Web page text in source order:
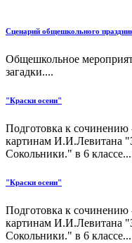
Сценарий общешкольного
Общешкольное
загадки....
"Краски осени"
Подготовка к
картинам И.И.Левитана
Сокольники." в 6 классе...
"Краски осени"
Подготовка к
картинам И.И.Левитана
Сокольники." в 6 классе...